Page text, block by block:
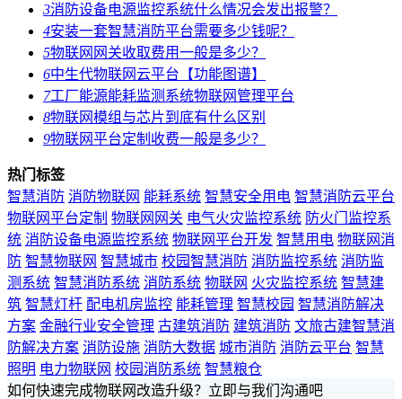
3消防设备电源监控系统什么情况会发出报警？
4安装一套智慧消防平台需要多少钱呢？
5物联网网关收取费用一般是多少？
6中生代物联网云平台【功能图谱】
7工厂能源能耗监测系统物联网管理平台
8物联网模组与芯片到底有什么区别
9物联网平台定制收费一般是多少？
热门标签
智慧消防 消防物联网 能耗系统 智慧安全用电 智慧消防云平台
物联网平台定制 物联网网关 电气火灾监控系统 防火门监控系
统 消防设备电源监控系统 物联网平台开发 智慧用电 物联网消
防 智慧物联网 智慧城市 校园智慧消防 消防监控系统 消防监
测系统 智慧消防系统 消防系统 物联网 火灾监控系统 智慧建
筑 智慧灯杆 配电机房监控 能耗管理 智慧校园 智慧消防解决
方案 金融行业安全管理 古建筑消防 建筑消防 文旅古建智慧消
防解决方案 消防设施 消防大数据 城市消防 消防云平台 智慧
照明 电力物联网 校园消防系统 智慧粮仓
如何快速完成物联网改造升级？立即与我们沟通吧